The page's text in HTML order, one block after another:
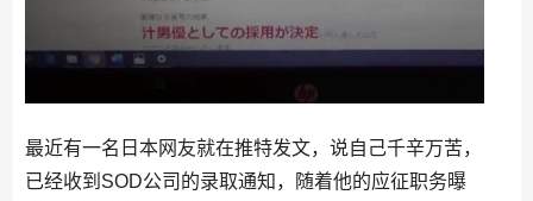
最近有一名日本网友就在推特发文，说自己千辛万苦，
已经收到SOD公司的录取通知，随着他的应征职务曝